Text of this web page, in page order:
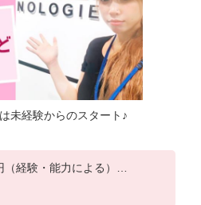
未経験からのスタート♪
経験・能力による）
制度有！